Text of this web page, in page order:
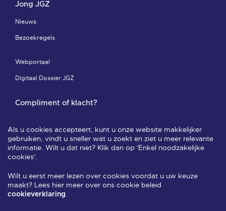
Jong JGZ
Nieuws
Bezoekregels
Webportaal
Digitaal Dossier JGZ
Compliment of klacht?
Leveringsvoorwaarden & privacy
Veelgestelde vragen
Volg ons
Als u cookies accepteert, kunt u onze website makkelijker
gebruiken, vindt u sneller wat u zoekt en ziet u meer relevante
informatie. Wilt u dat niet? Klik dan op 'Enkel noodzakelijke
cookies'.
Wilt u eerst meer lezen over cookies voordat u uw keuze
maakt? Lees hier meer over ons cookie beleid
cookieverklaring.